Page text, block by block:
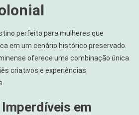
perfeito para mulheres que
em um cenário histórico preservado.
oferece uma combinação única
criativos e experiências
em